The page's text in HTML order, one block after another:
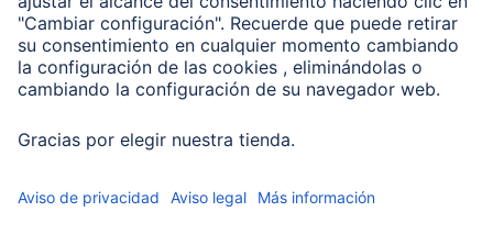
Historia de la empresa
Hama en todo el Mundo
Sostenibilidad
Business-Portal